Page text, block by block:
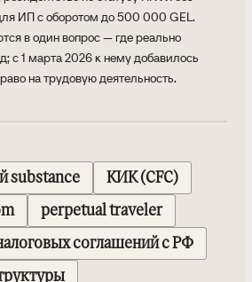
ИП с оборотом до 500 000 GEL.
в один вопрос — где реально
с 1 марта 2026 к нему добавилось
на трудовую деятельность.
substance КИК (CFC)
perpetual traveler
соглашений с РФ